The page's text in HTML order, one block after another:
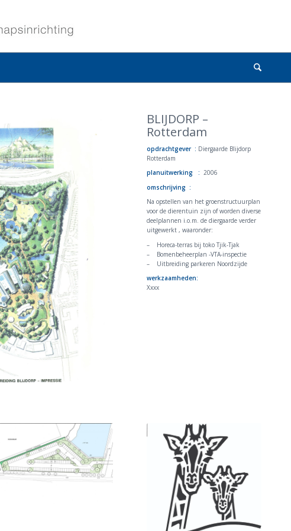
BLIJDORP –
Rotterdam
opdrachtgever : Diergaarde Blijdorp
Rotterdam
planuitwerking : 2006
omschrijving :
Na opstellen van het groenstructuurplan
voor de dierentuin zijn of worden diverse
deelplannen i.o.m. de diergaarde verder
uitgewerkt , waaronder:
– Horeca-terras bij toko Tjik-Tjak
– Bomenbeheerplan -VTA-inspectie
– Uitbreiding parkeren Noordzijde
werkzaamheden:
Xxxx